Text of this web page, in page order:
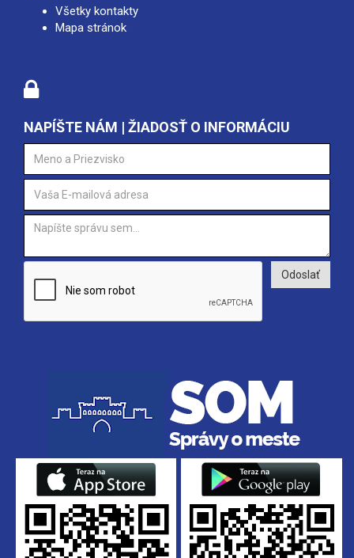
Všetky kontakty
Mapa stránok
NAPÍŠTE NÁM | ŽIADOSŤ O INFORMÁCIU